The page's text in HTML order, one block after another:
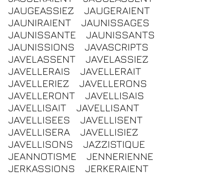
JAUGEASSIEZ
JAUGERAIENT
JAUNIRAIENT
JAUNISSAGES
JAUNISSANTE
JAUNISSANTS
JAUNISSIONS
JAVASCRIPTS
JAVELASSENT
JAVELASSIEZ
JAVELLERAIS
JAVELLERAIT
JAVELLERIEZ
JAVELLERONS
JAVELLERONT
JAVELLISAIS
JAVELLISAIT
JAVELLISANT
JAVELLISEES
JAVELLISENT
JAVELLISERA
JAVELLISIEZ
JAVELLISONS
JAZZISTIQUE
JEANNOTISME
JENNERIENNE
JERKASSIONS
JERKERAIENT